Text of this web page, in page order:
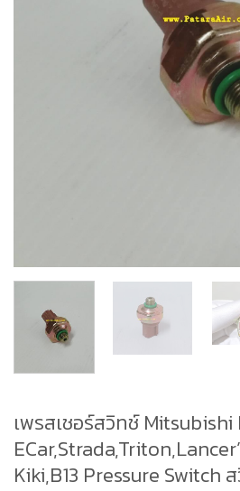
เพรสเชอร์สวิทช์
Kiki,B13 Pressure Switch